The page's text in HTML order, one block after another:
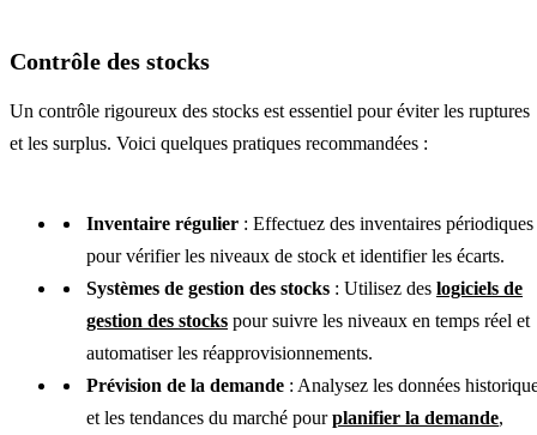
Contrôle des stocks
Un contrôle rigoureux des stocks est essentiel pour éviter les ruptures
et les surplus. Voici quelques pratiques recommandées :
Inventaire régulier : Effectuez des inventaires périodiques
pour vérifier les niveaux de stock et identifier les écarts.
Systèmes de gestion des stocks : Utilisez des logiciels de
gestion des stocks pour suivre les niveaux en temps réel et
automatiser les réapprovisionnements.
Prévision de la demande : Analysez les données
et les tendances du marché pourplanifier la demande,